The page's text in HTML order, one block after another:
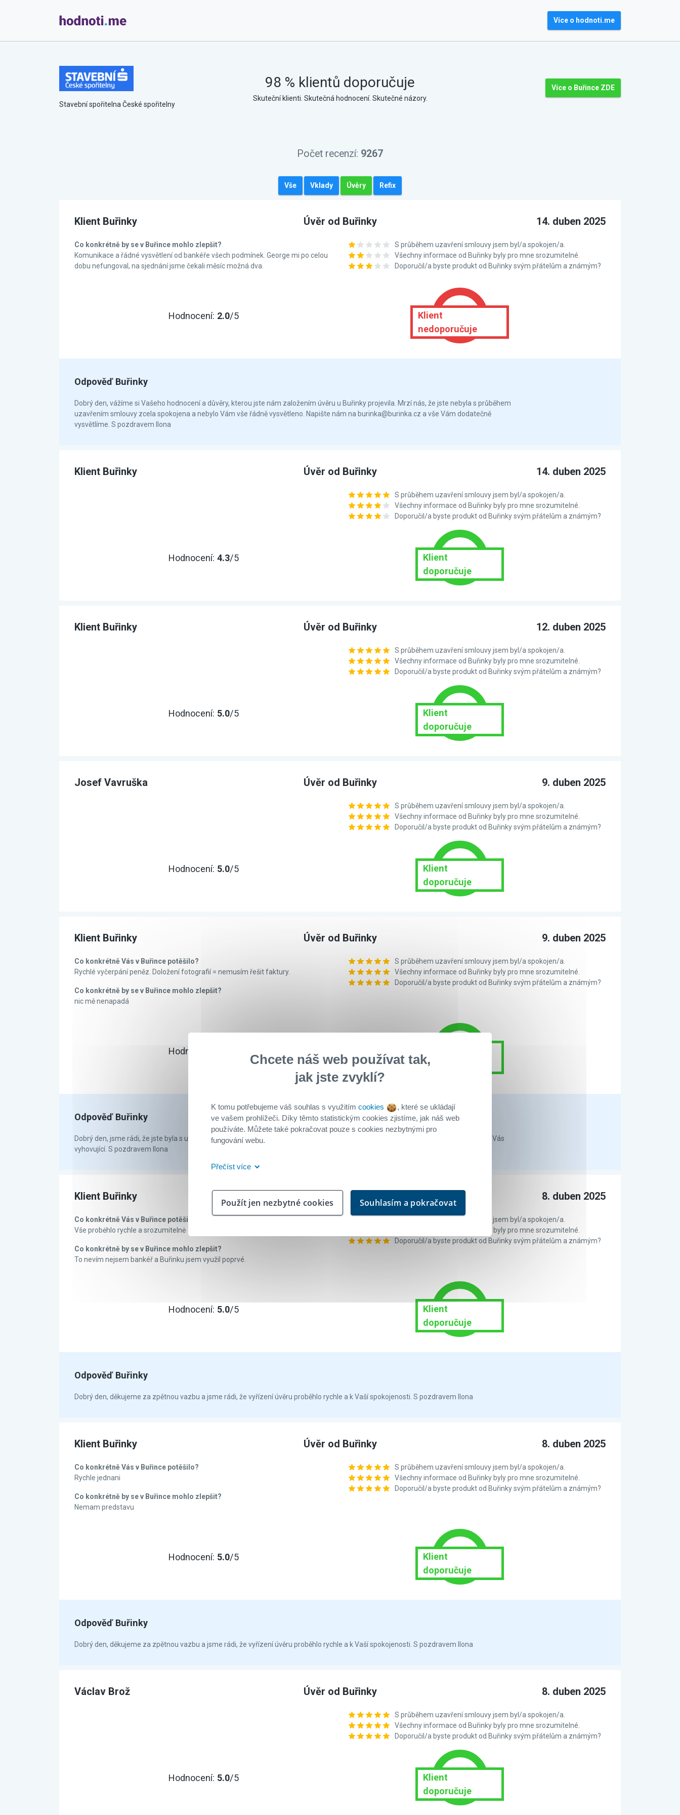
Více o hodnoti.me
Stavební spořitelna České spořitelny
98 % klientů doporučuje
Skuteční klienti. Skutečná hodnocení. Skutečné názory.
Více o Buřince ZDE
Počet recenzí: 9267
Vše Vklady Úvěry Refix
Klient Buřinky Úvěr od Buřinky 14. duben 2025
Co konkrétně by se v Buřince mohlo zlepšit?
Komunikace a řádné vysvětlení od bankéře všech podmínek. George mi po celou
dobu nefungoval, na sjednání jsme čekali měsíc možná dva.
S průběhem uzavření smlouvy jsem byl/a spokojen/a.
Všechny informace od Buřinky byly pro mne srozumitelné.
Doporučil/a byste produkt od Buřinky svým přátelům a známým?
Hodnocení: 2.0/5
Klient
nedoporučuje
Odpověď Buřinky
Dobrý den, vážíme si Vašeho hodnocení a důvěry, kterou jste nám založením úvěru u Buřinky projevila. Mrzí nás, že jste nebyla s průběhem
uzavřením smlouvy zcela spokojena a nebylo Vám vše řádně vysvětleno. Napište nám na burinka@burinka.cz a vše Vám dodatečně
vysvětlíme. S pozdravem Ilona
Klient Buřinky Úvěr od Buřinky 14. duben 2025
S průběhem uzavření smlouvy jsem byl/a spokojen/a.
Všechny informace od Buřinky byly pro mne srozumitelné.
Doporučil/a byste produkt od Buřinky svým přátelům a známým?
Hodnocení: 4.3/5
Klient
doporučuje
Klient Buřinky Úvěr od Buřinky 12. duben 2025
S průběhem uzavření smlouvy jsem byl/a spokojen/a.
Všechny informace od Buřinky byly pro mne srozumitelné.
Doporučil/a byste produkt od Buřinky svým přátelům a známým?
Hodnocení: 5.0/5
Klient
doporučuje
Josef Vavruška Úvěr od Buřinky 9. duben 2025
S průběhem uzavření smlouvy jsem byl/a spokojen/a.
Všechny informace od Buřinky byly pro mne srozumitelné.
Doporučil/a byste produkt od Buřinky svým přátelům a známým?
Hodnocení: 5.0/5
Klient
doporučuje
Klient Buřinky Úvěr od Buřinky 9. duben 2025
Co konkrétně Vás v Buřince potěšilo?
Rychlé vyčerpání peněz. Doložení fotografií = nemusím řešit faktury.
Co konkrétně by se v Buřince mohlo zlepšit?
nic mě nenapadá
S průběhem uzavření smlouvy jsem byl/a spokojen/a.
Všechny informace od Buřinky byly pro mne srozumitelné.
Doporučil/a byste produkt od Buřinky svým přátelům a známým?
Hodnocení:
doporučuje
Odpověď Buřinky
Dobrý den, jsme rádi, že jste byla s uzavřením úvěru u Buřinky spokojena a že dokládání účelu úvěru prostřednictvím fotografií je pro Vás
vyhovující. S pozdravem Ilona
Klient Buřinky Úvěr od Buřinky 8. duben 2025
Co konkrétně Vás v Buřince potěšilo?
Vše probėhlo rychle a srozumitelnė
Co konkrétně by se v Buřince mohlo zlepšit?
To nevím nejsem bankéř a Buřinku jsem využil poprvé.
S průběhem uzavření smlouvy jsem byl/a spokojen/a.
Všechny informace od Buřinky byly pro mne srozumitelné.
Doporučil/a byste produkt od Buřinky svým přátelům a známým?
Hodnocení: 5.0/5
Klient
doporučuje
Odpověď Buřinky
Dobrý den, děkujeme za zpětnou vazbu a jsme rádi, že vyřízení úvěru proběhlo rychle a k Vaší spokojenosti. S pozdravem Ilona
Klient Buřinky Úvěr od Buřinky 8. duben 2025
Co konkrétně Vás v Buřince potěšilo?
Rychle jednani
Co konkrétně by se v Buřince mohlo zlepšit?
Nemam predstavu
S průběhem uzavření smlouvy jsem byl/a spokojen/a.
Všechny informace od Buřinky byly pro mne srozumitelné.
Doporučil/a byste produkt od Buřinky svým přátelům a známým?
Hodnocení: 5.0/5
Klient
doporučuje
Odpověď Buřinky
Dobrý den, děkujeme za zpětnou vazbu a jsme rádi, že vyřízení úvěru proběhlo rychle a k Vaší spokojenosti. S pozdravem Ilona
Václav Brož Úvěr od Buřinky 8. duben 2025
S průběhem uzavření smlouvy jsem byl/a spokojen/a.
Všechny informace od Buřinky byly pro mne srozumitelné.
Doporučil/a byste produkt od Buřinky svým přátelům a známým?
Hodnocení: 5.0/5
Klient
doporučuje
Chcete náš web používat tak,
jak jste zvyklí?
K tomu potřebujeme váš souhlas s využitím cookies
, které se ukládají
ve vašem prohlížeči. Díky těmto statistickým cookies zjistíme, jak náš web
používáte. Můžete také pokračovat pouze s cookies nezbytnými pro
fungování webu.
Přečíst více
Souhlasím a pokračovat
Použít jen nezbytné cookies